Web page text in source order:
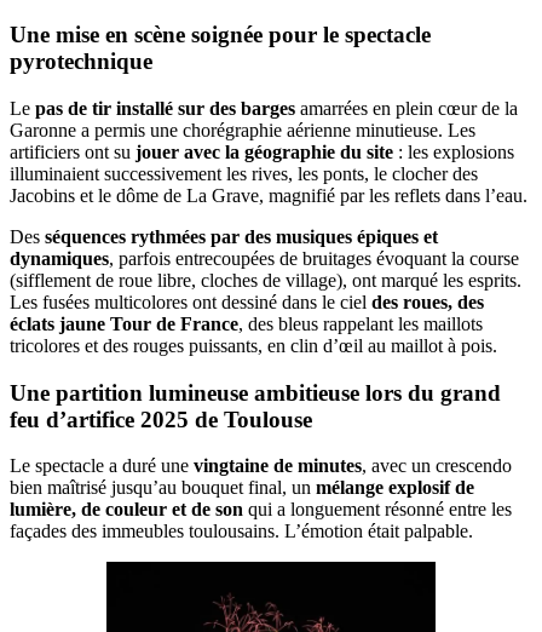
Une mise en scène soignée pour le spectacle
pyrotechnique
Le pas de tir installé sur des barges amarrées en plein cœur de la
Garonne a permis une chorégraphie aérienne minutieuse. Les
artificiers ont su jouer avec la géographie du site : les explosions
illuminaient successivement les rives, les ponts, le clocher des
Jacobins et le dôme de La Grave, magnifié par les reflets dans l’eau.
Des séquences rythmées par des musiques épiques et
dynamiques, parfois entrecoupées de bruitages évoquant la course
(sifflement de roue libre, cloches de village), ont marqué les esprits.
Les fusées multicolores ont dessiné dans le ciel des roues, des
éclats jaune Tour de France, des bleus rappelant les maillots
tricolores et des rouges puissants, en clin d’œil au maillot à pois.
Une partition lumineuse ambitieuse lors du grand
feu d’artifice 2025 de Toulouse
Le spectacle a duré une vingtaine de minutes, avec un crescendo
bien maîtrisé jusqu’au bouquet final, un mélange explosif de
lumière, de couleur et de son qui a longuement résonné entre les
façades des immeubles toulousains. L’émotion était palpable.